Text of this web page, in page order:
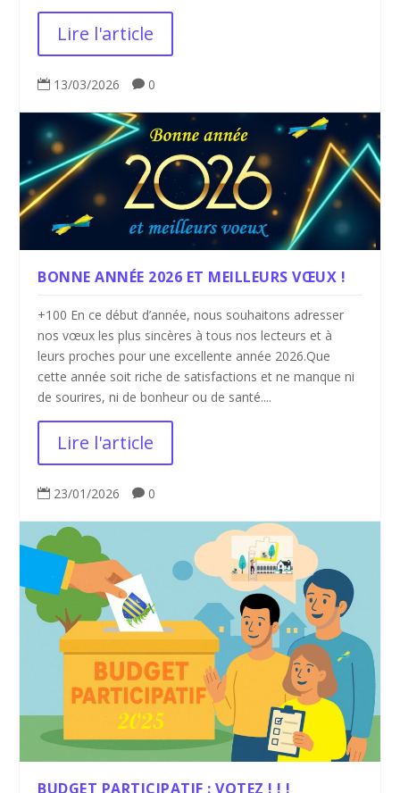
Lire l'article
 13/03/2026  0
BONNE ANNÉE 2026 ET MEILLEURS VŒUX !
+100 En ce début d’année, nous souhaitons adresser
nos vœux les plus sincères à tous nos lecteurs et à
leurs proches pour une excellente année 2026.Que
cette année soit riche de satisfactions et ne manque ni
de sourires, ni de bonheur ou de santé....
Lire l'article
 23/01/2026  0
BUDGET PARTICIPATIF : VOTEZ ! ! !